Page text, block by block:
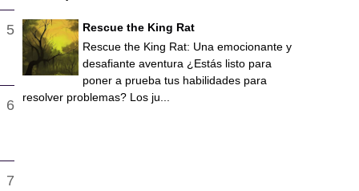
Rescue the King Rat
Rescue the King Rat: Una emocionante y
desafiante aventura ¿Estás listo para
poner a prueba tus habilidades para
resolver problemas? Los ju...